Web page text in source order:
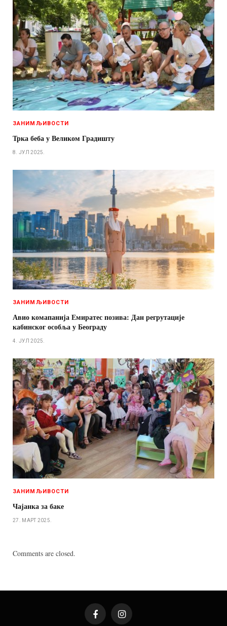
ЗАНИМЉИВОСТИ
Трка беба у Великом Градишту
8. ЈУЛ 2025.
ЗАНИМЉИВОСТИ
Авио комапанија Емиратес позива: Дан регрутације
кабинског особља у Београду
4. ЈУЛ 2025.
ЗАНИМЉИВОСТИ
Чајанка за баке
27. МАРТ 2025.
Comments are closed.
FacebookInstagram